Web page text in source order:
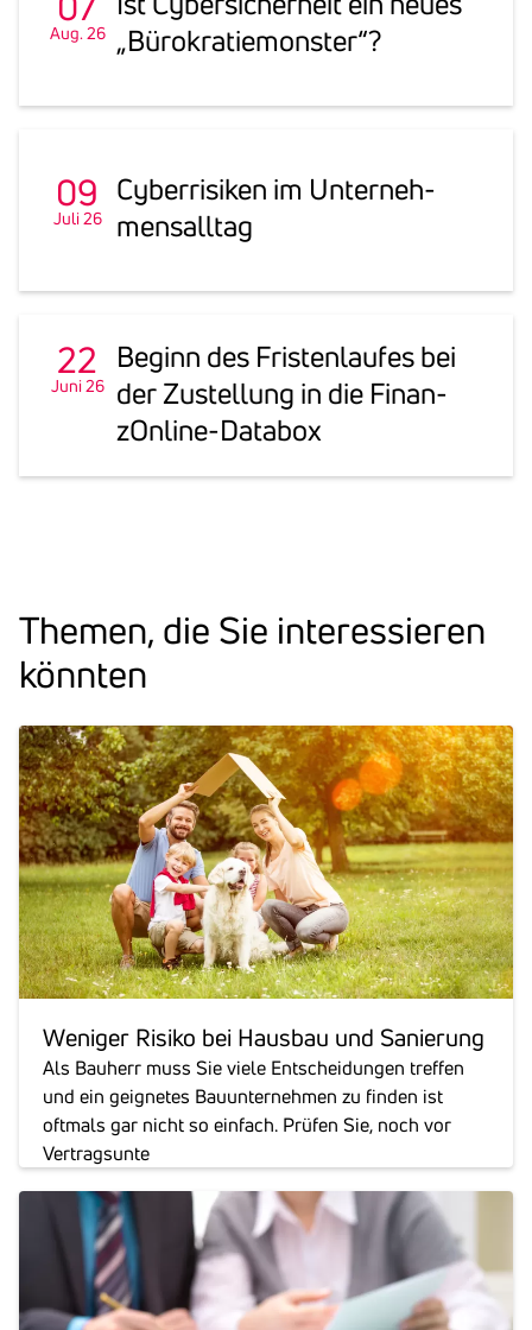
Aug. 26 „Büro­kra­tie­monster“?
09
Juli 26
Cyber­ri­siken im Unter­neh­
mens­alltag
22
Juni 26
Beginn des Fris­ten­laufes bei
der Zustel­lung in die Finan­
zOn­line-Databox
Themen, die Sie inter­es­sieren
könnten
Weniger Risiko bei Hausbau und Sanie­rung
Als Bauherr muss Sie viele Entscheidungen treffen
und ein geignetes Bauunternehmen zu finden ist
oftmals gar nicht so einfach. Prüfen Sie, noch vor
Vertragsunte